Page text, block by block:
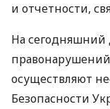
и отчетности,
На сегодняшний
осуществляют
Безопасности